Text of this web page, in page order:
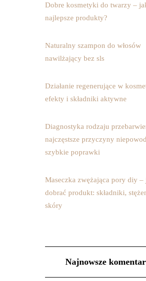
Dobre kosmetyki do twarzy –
najlepsze produkty?
Naturalny szampon do włosów
nawilżający bez sls
Działanie regenerujące w
efekty i składniki aktywne
Diagnostyka rodzaju
najczęstsze przyczyny
szybkie poprawki
Maseczka zwężająca pory diy –
dobrać produkt: składniki,
skóry
Najnowsze